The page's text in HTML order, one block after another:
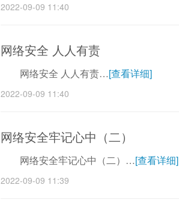
2022-09-09 11:40
网络安全 人人有责
网络安全 人人有责…[查看详细]
2022-09-09 11:40
网络安全牢记心中（二）
网络安全牢记心中（二）…[查看详细]
2022-09-09 11:39